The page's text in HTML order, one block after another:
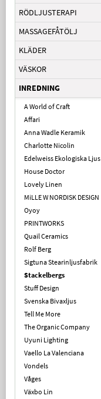
RÖDLJUSTERAPI
MASSAGEFÅTÖLJ
KLÄDER
VÄSKOR
INREDNING
A World of Craft
Affari
Anna Wadle Keramik
Charlotte Nicolin
Edelweiss Ekologiska Ljus
House Doctor
Lovely Linen
MiLLE W NORDISK DESIGN
Oyoy
PRINTWORKS
Quail Ceramics
Rolf Berg
Sigtuna Stearinljusfabrik
Stackelbergs
Stuff Design
Svenska Bivaxljus
Tell Me More
The Organic Company
Uyuni Lighting
Vaello La Valenciana
Vondels
Våges
Växbo Lin